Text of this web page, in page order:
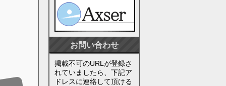
お問い合わせ
掲載不可のURLが登録さ
れていましたら、下記ア
ドレスに連絡して頂ける